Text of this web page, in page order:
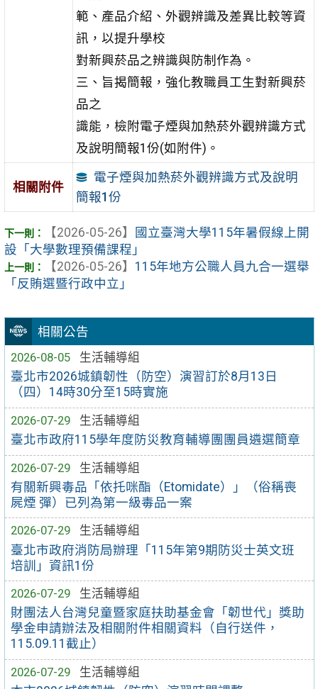
相關公告
2026-08-05
生活輔導組
臺北市2026城鎮韌性（防空）演習訂於8月13日
（四）14時30分至15時實施
2026-07-29
生活輔導組
臺北市政府115學年度防災教育輔導團團員遴選簡章
2026-07-29
生活輔導組
有關新興毒品「依托咪酯（Etomidate）」（俗稱喪
屍煙 彈）已列為第一級毒品一案
2026-07-29
生活輔導組
臺北市政府消防局辦理「115年第9期防災士英文班
培訓」資訊1份
2026-07-29
生活輔導組
財團法人台灣兒童暨家庭扶助基金會「韌世代」獎助
學金申請辦法及相關附件相關資料（自行送件，
115.09.11截止）
2026-07-29
生活輔導組
範、產品介紹、外觀辨識及差異比較等資
訊，以提升學校
對新興菸品之辨識與防制作為。
三、旨揭簡報，強化教職員工生對新興菸
品之
識能，檢附電子煙與加熱菸外觀辨識方式
及說明簡報1份(如附件)。
相關附件
電子煙與加熱菸外觀辨識方式及說明
簡報1份
【2026-05-26】
國立臺灣大學115年暑假線上開
設「大學數理預備課程」
【2026-05-26】 115年地方公職人員九合一選舉
「反賄選暨行政中立」